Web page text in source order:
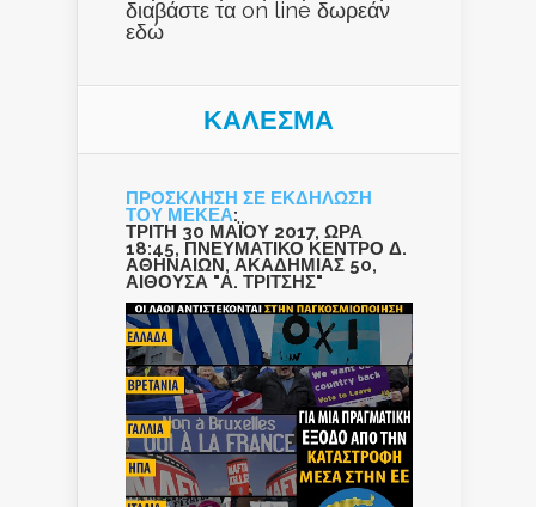
διαβάστε τα on line δωρεάν
εδώ
ΚΑΛΕΣΜΑ
ΠΡΟΣΚΛΗΣΗ ΣΕ ΕΚΔΗΛΩΣΗ
ΤΟΥ ΜΕΚΕΑ:
ΤΡΙΤΗ 30 ΜΑΪΟΥ 2017, ΩΡΑ
18:45, ΠΝΕΥΜΑΤΙΚΟ ΚΕΝΤΡΟ Δ.
ΑΘΗΝΑΙΩΝ, ΑΚΑΔΗΜΙΑΣ 50,
ΑΙΘΟΥΣΑ "Α. ΤΡΙΤΣΗΣ"